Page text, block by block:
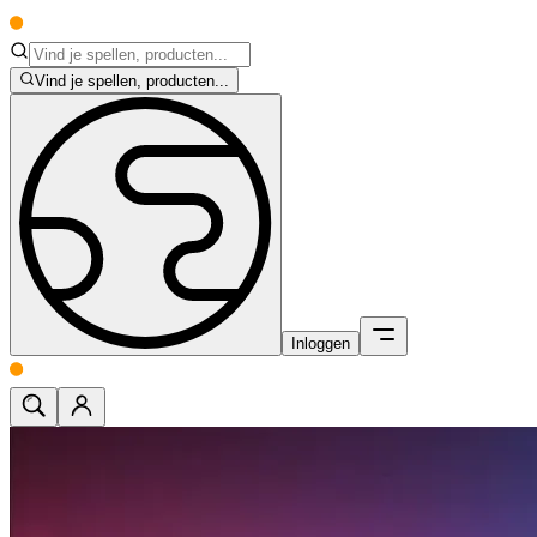
Vind je spellen, producten...
Inloggen